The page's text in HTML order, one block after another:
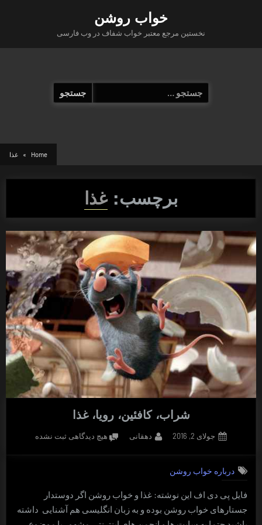
خواب روشن
نخستین مرجع معتبر خواب شفاف در وب فارسی
جستجو
برای:
Home غذا
برچسب:غذا
شراب، کافئین، رویا، غذا
Posted
جولای 2, 2016 By
دهقانی هیچ دیدگاهیبرای
ثبت نشده
درباره خواب روشن
فایل پی دی اف این نوشته: غذا و خواب روشن اگر دوستدار
جستارهای خواب روشن بوده و به زبان انگلیسی هم آشنایی داشته